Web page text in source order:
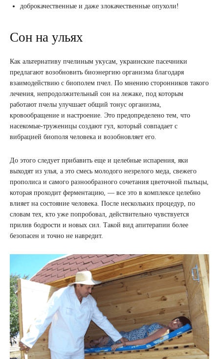
доброкачественные и даже злокачественные опухоли!
Сон на ульях
Как альтернативу пчелиным укусам, украинские пасечники
предлагают возобновить биоэнергию организма благодаря
взаимодействию с биополем пчел. По мнению сторонников такого
лечения, непродолжительный сон на лежаке, под которым
работают пчелы улучшает общий тонус организма,
кровообращение и настроение. Это предопределено тем, что
насекомые-труженицы создают гул, который совпадает с
вибрацией биополя человека и возобновляет его.
До этого следует прибавить еще и целебные испарения, яки
выходят из улья, а это смесь молодого незрелого меда, свежего
прополиса и самого разнообразного сочетания цветочной пыльцы,
которая проходит ферментацию, — все это в комплексе целебно
влияет на состояние человека. После нескольких процедур, по
словам тех, кто уже попробовал, действительно чувствуется
прилив бодрости и новых сил. Такой вид апитерапии более
безопасен и точно не навредит.